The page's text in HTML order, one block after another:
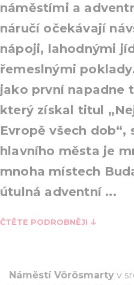
náměstími a
náručí očekávají
nápoji, lahodnými
řemeslnými
jako první napadne
který získal titul
Evropě všech dob“,
hlavního města je
mnoha místech
útulná adventní ...
ČTĚTE PODROBNĚJI
Náměstí Vörösmarty v